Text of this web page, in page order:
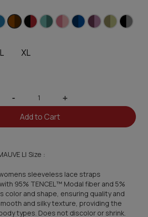
L XL
- +
Add to Cart
Size :
sleeveless lace straps
95% TENCEL™ Modal fiber and 5%
color and shape, ensuring quality and
and silky texture, providing the
types. Does not discolor or shrink.